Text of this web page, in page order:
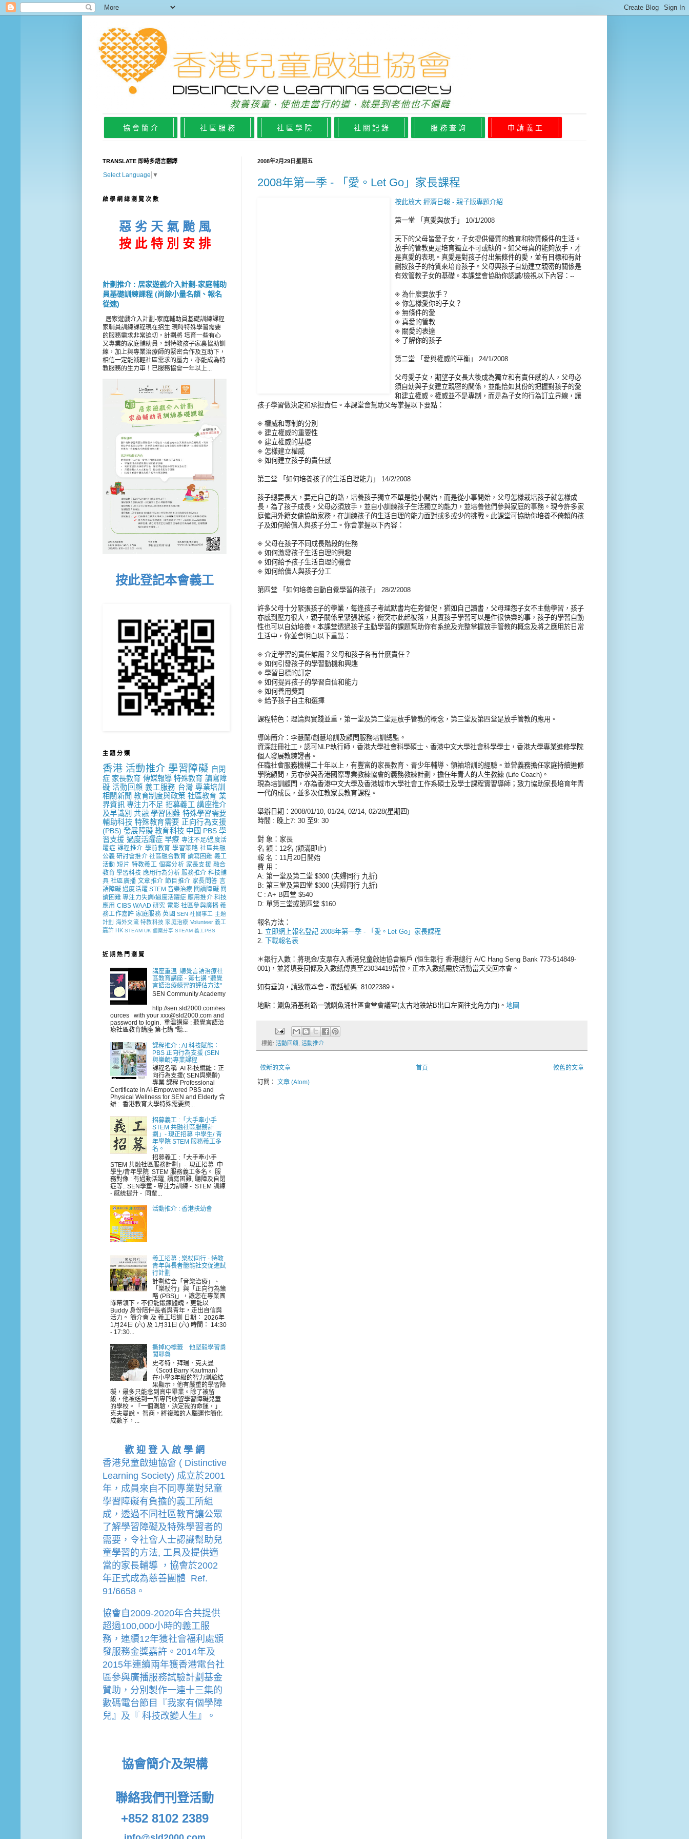
協 會 簡 介 社 區 服 務 社 區 學 院 社 關 記 錄 服 務 查 詢 申 請 義 工
2008年2月29日星期五
2008年第一季 - 「愛。Let Go」家長課程
按此放大 經濟日報 - 親子版專題介紹
第一堂 「真愛與放手」 10/1/2008
天下的父母皆愛子女，子女提供優質的教育和物質條件的生活。
放手的管教更是培育獨立不可或缺的。如父母真的能夠放手，才
是真愛的表現。真愛是對孩子付出無條件的愛，並有目標和有計
劃按孩子的特質來培育孩子。父母興孩子自幼建立親密的關係是
有效管教子女的基礎。本課堂會協助你認識/檢視以下內容：--
◈ 為什麼要放手？
◈ 你怎樣愛你的子女？
◈ 無條件的愛
◈ 真愛的管教
◈ 關愛的表達
◈ 了解你的孩子
第二堂 「愛與權威的平衡」 24/1/2008
父母愛子女，期望子女長大後成為獨立和有責任感的人，父母必
須自幼與子女建立親密的関係，並能恰如其份的把握對孩子的愛
和建立權威。權威並不是專制，而是為子女的行為訂立界線，讓
孩子學習做決定和承担責任。本課堂會幫助父母掌握以下要點：
◈ 權威和專制的分別
◈ 建立權威的重要性
◈ 建立權威的基礎
◈ 怎樣建立權威
◈ 如何建立孩子的責任感
第三堂 「如何培養孩子的生活自理能力」 14/2/2008
孩子總要長大，要走自己的路，培養孩子獨立不單是從小開始，而是從小事開始，父母怎樣栽培孩子就怎樣成
長，為了孩子成長，父母必須放手，並自小訓練孩子生活獨立的能力，並培養他們參與家庭的事務。現今許多家
庭僱用外籍女傭協助家務，在訓練孩子的生活自理的能力面對或多或少的挑戰。此課堂可協助你培養不倚賴的孩
子及如何給傭人與孩子分工。你會掌握以下內容：
◈ 父母在孩子不同成長階段的任務
◈ 如何激發孩子生活自理的興趣
◈ 如何給予孩子生活自理的機會
◈ 如何給傭人與孩子分工
第四堂 「如何培養自動自覺學習的孩子」 28/2/2008
許多父母十分緊張孩子的學業，每逢孩子考試默書均在旁督促，猶如自己讀書，父母理怨子女不主動學習，孩子
亦感到壓力很大，親子關係呈緊張狀態，衡突亦此起彼落，其實孩子學習可以是件很快樂的事，孩子的學習自動
性也可以自幼培養。本課堂透過孩子主動學習的課題幫助你有系统及完整掌握放手管教的概念及將之應用於日常
生活中，你並會明白以下重點：
◈ 介定學習的責任誰屬？父母和孩子各有什麼責任？
◈ 如何引發孩子的學習動機和興趣
◈ 學習目標的訂定
◈ 如何提昇孩子的學習自信和能力
◈ 如何善用獎罰
◈ 給予孩子自主和選擇
課程特色：理論與實踐並重，第一堂及第二堂是放手管教的概念，第三堂及第四堂是放手管教的應用。
導師簡介：李慧蘭/創慧培訓及顧問服務培訓總監。
資深註冊社工，認可NLP執行師，香港大學社會科學碩士、香港中文大學社會科學學士，香港大學專業進修學院
個人發展教練證書。
任職社會服務機構二十年以上，有豐富的家長教育、青少年輔導、領袖培訓的經驗。並曾義務擔任家庭持續進修
學院顧問，另亦參與香港國際專業教練協會的義務教練計劃，擔任年青人的人生教練 (Life Coach)。
現為培訓顧問，亦為香港中文大學及香港城市大學社會工作系碩士及學士課程實習導師；致力協助家長培育年青
一代的成長，並多次任教家長教育課程。
舉辦日期：2008/01/10, 01/24, 02/14, 02/28(星期四)
時間 : 晚上7: 30 至9: 30
對 象：家長
名 額：12名 (額滿即止)
報 名：11月20日開始
費 用：
A: 第一堂及第二堂 $300 (夫婦同行 九折)
B: 第三堂及第四堂 $300 (夫婦同行 九折)
C : A+ B四堂 $540
D: 單第三堂或第四堂 $160
報名方法：
1. 立即網上報名登記 2008年第一季 - 「愛。Let Go」家長課程
2.
下載報名表
＊銀行入數：將現金/支票存入香港兒童啟迪協會帳戶 (恒生銀行 香港總行 A/C Hang Seng Bank 773-514849-
001)，並將填妥回條及入數紙傳真至23034419留位，正本入數紙需於活動當天交回本會。
如有垂詢，請致電本會 - 電話號碼: 81022389。
地點：鰂魚涌基利路一號鰂魚涌社區會堂會議室(太古地鉄站B出口左面往北角方向)。 地圖
標籤: 活動回顧 活動推介
較新的文章 較舊的文章
首頁
訂閱： 文章 (Atom)
TRANSLATE 即時多語言翻譯
Select Language ▼
啟 學 網 總 瀏 覽 次 數
惡 劣 天 氣 颱 風
按 此 特 別 安 排
計劃推介 : 居家遊戲介入計劃-家庭輔助
員基礎訓練課程 (尚餘小量名額、報名
從速)
居家遊戲介入計劃-家庭輔助員基礎訓練課程
家輔員訓練課程現在招生 現時特殊學習需要
的服務需求非常迫切，計劃將 培育一些有心
又專業的家庭輔助員，到特教孩子家裏協助訓
練，加上與專業治療師的緊密合作及互助下，
相信一定能減輕社區需求的壓力，亦能成為特
教服務的生力軍！已服務協會一年以上...
按此登記本會義工
主 題 分 類
香港 活動推介 學習障礙 自閉
症 家長教育 傳媒報導 特殊教育 讀寫障
礙 活動回顧 義工服務 台灣 專業培訓
相關新聞 教育制度與政策 社區教育 業
界資訊 專注力不足 招募義工 講座推介
及早識別 共融 學習困難 特殊學習需要
輔助科技 特殊教育需要 正向行為支援
(PBS) 發展障礙 教育科技 中國 PBS 學
習支援 過度活躍症 早療 專注不足/過度活
躍症 課程推介 學前教育 學習策略 社區共融
公義 研討會推介 社區融合教育 讀寫困難 義工
活動 短片 特教義工 個案分析 家長支援 融合
教育 學習科技 應用行為分析 服務推介 科技輔
具 社區廣播 文章推介 節目推介 家長問答 言
語障礙 過度活躍 STEM 音樂治療 閱讀障礙 閱
讀困難 專注力失調/過度活躍症 應用推介 科技
應用 CIBS WAAD 研究 電影 社區參與廣播 義
務工作嘉許 家庭服務 英國 SEN 社關事工 主題
計劃 海外交流 特教科技 家庭治療 Volunteer 義工
嘉許 HK STEAM UK 個案分享 STEAM 義工PBS
近 期 熱 門 瀏 覽
講座重温 :聽覺言語治療社
區教育講座 - 第七講 "聽覺
言語治療練習的評估方法"
SEN Community Academy
http://sen.sld2000.com/res
ources with your xxx@sld2000.com and
password to login. 重温講座 : 聽覺言語治
療社區教育講座 第七講 "聽...
課程推介 : AI 科技賦能：
PBS 正向行為支援 (SEN
與樂齡)專業課程
課程名稱 :AI 科技賦能：正
向行為支援( SEN與樂齡)
專業 課程 Professional
Certificate in AI-Empowered PBS and
Physical Wellness for SEN and Elderly 合
辦 : 香港教育大學特殊需要與...
招募義工 :「大手牽小手
STEM 共融社區服務計
劃」- 現正招募 中學生/ 青
年學院 STEM 服務義工多
名。
招募義工 :「大手牽小手
STEM 共融社區服務計劃」- 現正招募 中
學生/青年學院 STEM 服務義工多名。 服
務對像 : 有過動活躍, 讀寫困難, 聽障及自閉
症等.. SEN學童 - 專注力訓練 - STEM 訓練
- 感統提升 - 同輩...
活動推介 : 香港扶幼會
義工招募 : 樂杖同行 - 特教
青年與長者體能社交促進試
行計劃
計劃結合「音樂治療」、
「樂杖行」與「正向行為策
略 (PBS)」，讓您在專業團
隊帶領下，不但能鍛鍊體魄，更能以
Buddy 身份陪伴長者與青年，走出自信與
活力。 簡介會 及 義工培訓 日期： 2026年
1月24日 (六) 及 1月31日 (六) 時間： 14:30
- 17:30...
撕掉IQ標籤 他堅毅學習勇
闖耶魯
史考特．拜瑞．克夫曼
（Scott Barry Kaufman）
在小學3年級的智力測驗結
果顯示，他有嚴重的學習障
礙，最多只能念到高中畢業。除了被留
級，他被送到一所專門收留學習障礙兒童
的學校。「一個測驗，決定我的命運，」
克夫曼說。 智商，將複雜的人腦運作簡化
成數字，...
歡 迎 登 入 啟 學 網
香港兒童啟迪協會 ( Distinctive
Learning Society) 成立於2001
年，成員來自不同專業對兒童
學習障礙有負擔的義工所組
成，透過不同社區教育讓公眾
了解學習障礙及特殊學習者的
需要，令社會人士認識幫助兒
童學習的方法, 工具及提供適
當的家長輔導
， 協會於2002
年正式成為慈善團體  Ref.
91/6658。
協會 自2009-2020年合共提供
超過100,000小時的義工服
務，連續12年獲社會福利處頒
發服務金獎嘉許。 2014年及
2015年連續兩年獲香港電台社
區參與廣播服務試驗計劃基金
贊助，分別製作一連十三集的
數碼電台節目『我家有個學障
兒』及『 科技改變人生』。
協會簡介及架構
聯絡我們刊登活動
+852 8102 2389